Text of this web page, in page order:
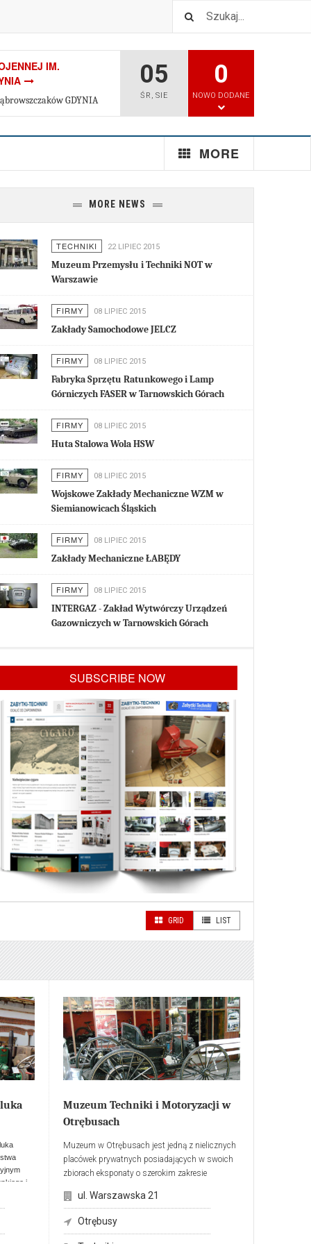
IM.
GDYNIA
W GOLUBIU
- KRAKÓW
05
ŚR , SIE
0
NOWO DODANE
MORE
MORE NEWS
TECHNIKI 22 LIPIEC 2015
Muzeum Przemysłu i Techniki NOT w
Warszawie
FIRMY 08 LIPIEC 2015
Zakłady Samochodowe JELCZ
FIRMY 08 LIPIEC 2015
Fabryka Sprzętu Ratunkowego i Lamp
Górniczych FASER w Tarnowskich Górach
FIRMY 08 LIPIEC 2015
Huta Stalowa Wola HSW
FIRMY 08 LIPIEC 2015
Wojskowe Zakłady Mechaniczne WZM w
Siemianowicach Śląskich
FIRMY 08 LIPIEC 2015
Zakłady Mechaniczne ŁABĘDY
FIRMY 08 LIPIEC 2015
INTERGAZ - Zakład Wytwórczy Urządzeń
Gazowniczych w Tarnowskich Górach
SUBSCRIBE NOW
GRID LIST
i
Muzeum Techniki i Motoryzacji w
Otrębusach
Muzeum w Otrębusach jest jedną z nielicznych
placówek prywatnych posiadających w swoich
zbiorach eksponaty o szerokim zakresie
w najwięcej jest samochodów z okresu
początków motoryzacji przypadających na
początek XIX wieku, a kończywszy na okresie
ul. Warszawska 21
Otrębusy